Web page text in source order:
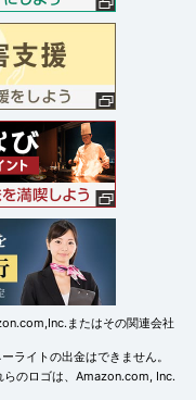
またはその関連会社
ライトの出金はできません。
のロゴは、Amazon.com, Inc.